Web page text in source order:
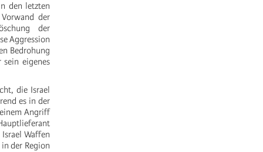
den letzten
der
der
Aggression
Bedrohung
eigenes
die Israel
es in der
Angriff
Waffen
der Region